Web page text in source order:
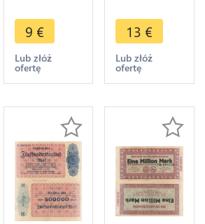
Trier
Birkenfeld
500
Millionen
-> Make
9 €
Lub złóż
ofertę
Trier Stadt 1
Milliarde
Mark 1923
-> Make
13 €
Lub złóż
ofertę